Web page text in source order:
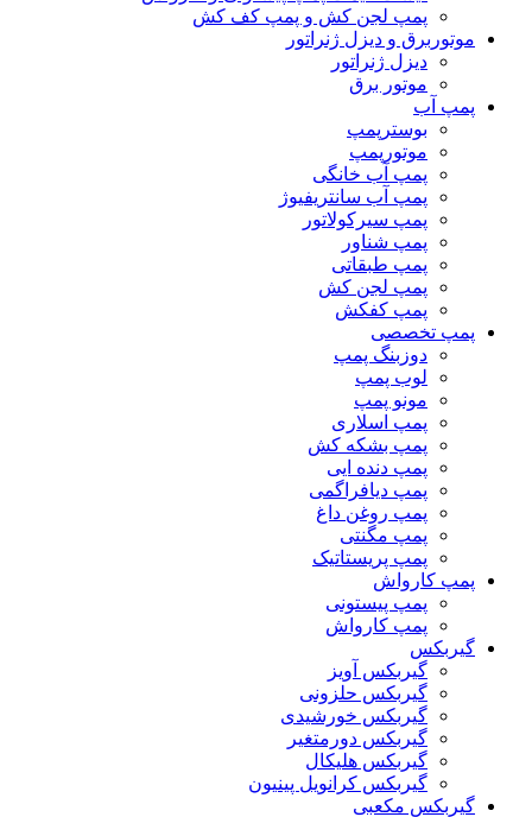
پمپ لجن کش و پمپ کف کش
موتوربرق و دیزل ژنراتور
دیزل ژنراتور
موتور برق
پمپ آب
بوسترپمپ
موتورپمپ
پمپ آب خانگی
پمپ آب سانتریفیوژ
پمپ سیرکولاتور
پمپ شناور
پمپ طبقاتی
پمپ لجن کش
پمپ کفکش
پمپ تخصصی
دوزبنگ پمپ
لوب پمپ
مونو پمپ
پمپ اسلاری
پمپ بشکه کش
پمپ دنده ایی
پمپ دیافراگمی
پمپ روغن داغ
پمپ مگنتی
پمپ پریستاتیک
پمپ کارواش
پمپ پیستونی
پمپ کارواش
گیربکس
گیربکس آویز
گیربکس حلزونی
گیربکس خورشیدی
گیربکس دورمتغیر
گیربکس هلیکال
گیربکس کرانویل پینیون
گیربکس مکعبی